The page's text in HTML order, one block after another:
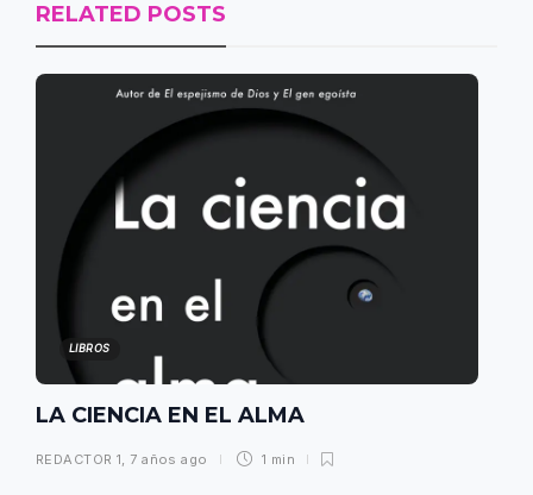
RELATED POSTS
LIBROS
LA CIENCIA EN EL ALMA
REDACTOR 1 7 años ago 1 min